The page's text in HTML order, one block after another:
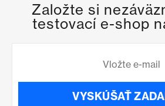
Založte si
testovací e-shop
VYSKÚŠAŤ